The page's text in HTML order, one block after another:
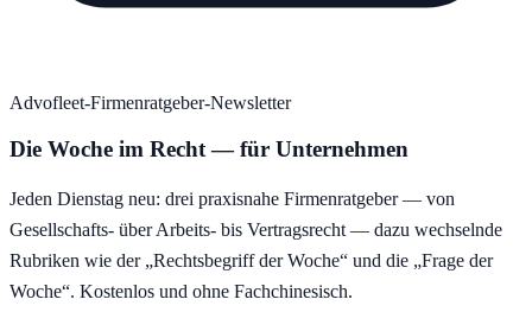
Advofleet-Firmenratgeber-Newsletter
Die Woche im Recht — für Unternehmen
Jeden Dienstag neu: drei praxisnahe Firmenratgeber — von
Gesellschafts- über Arbeits- bis Vertragsrecht — dazu wechselnde
Rubriken wie der „Rechtsbegriff der Woche“ und die „Frage der
Woche“. Kostenlos und ohne Fachchinesisch.